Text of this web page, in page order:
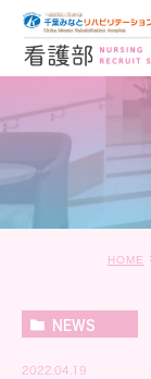
HOME
NEWS
2022.04.19